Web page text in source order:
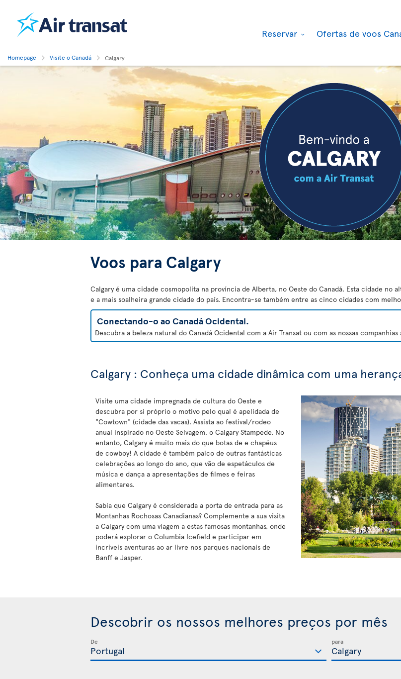
Reservar Ofertas de voos
Homepage Visite o Canadá Calgary
Voos para Calgary
Calgary é uma cidade cosmopolita na província de Alberta, no Oeste do Canadá. Esta cidade no
e a mais soalheira grande cidade do país. Encontra-se também entre as cinco cidades com
Conectando-o ao Canadá Ocidental.
Descubra a beleza natural do Canadá Ocidental com a Air Transat ou com as nossas
Calgary : Conheça uma cidade dinâmica com uma
Visite uma cidade impregnada de cultura do Oeste e
descubra por si próprio o motivo pelo qual é apelidada de
"Cowtown" (cidade das vacas). Assista ao festival/rodeo
anual inspirado no Oeste Selvagem, o Calgary Stampede. No
entanto, Calgary é muito mais do que botas de e chapéus
de cowboy! A cidade é também palco de outras fantásticas
celebrações ao longo do ano, que vão de espetáculos de
música e dança a apresentações de filmes e feiras
alimentares.
Sabia que Calgary é considerada a porta de entrada para as
Montanhas Rochosas Canadianas? Complemente a sua visita
a Calgary com uma viagem a estas famosas montanhas, onde
poderá explorar o Columbia Icefield e participar em
incríveis aventuras ao ar livre nos parques nacionais de
Banff e Jasper.
Descobrir os nossos melhores preços por mês
De para